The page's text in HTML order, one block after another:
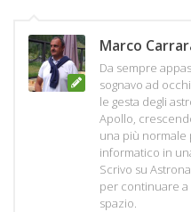
Marco
Da sempre
sognavo ad
le gesta degli
Apollo,
una più normale
informatico in
Scrivo su
per continuare a
spazio.